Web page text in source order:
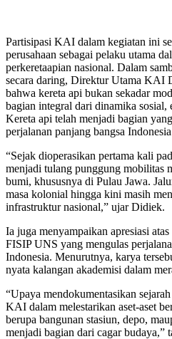
Partisipasi KAI dalam kegiatan ini
perusahaan sebagai pelaku utama
perkeretaapian nasional. Dalam
secara daring, Direktur Utama KAI
bahwa kereta api bukan sekadar
bagian integral dari dinamika sosial,
Kereta api telah menjadi bagian
perjalanan panjang bangsa
“Sejak dioperasikan pertama kali
menjadi tulang punggung mobilitas
bumi, khususnya di Pulau Jawa.
masa kolonial hingga kini masih
infrastruktur nasional,” ujar Didiek.
Ia juga menyampaikan apresiasi
FISIP UNS yang mengulas
Indonesia. Menurutnya, karya
nyata kalangan akademisi dalam
“Upaya mendokumentasikan
KAI dalam melestarikan aset-aset
berupa bangunan stasiun, depo,
menjadi bagian dari cagar budaya,”